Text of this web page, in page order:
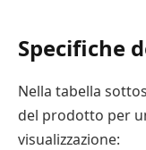
Specifiche
Nella tabella
del prodotto per
visualizzazione: